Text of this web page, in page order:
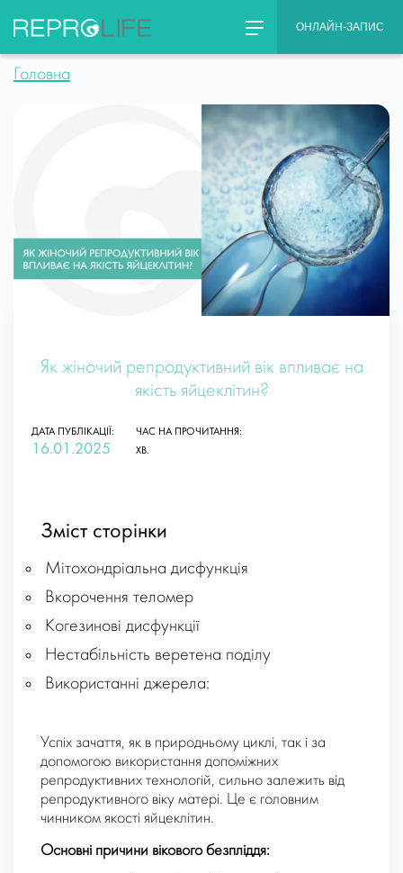
content
ОНЛАЙН-ЗАПИС
Головна
Як жіночий репродуктивний вік впливає на
якість яйцеклітин?
ДАТА ПУБЛІКАЦІЇ:
16.01.2025
ЧАС НА ПРОЧИТАННЯ:
ХВ.
Зміст сторінки
Мітохондріальна дисфункція
Вкорочення теломер
Когезинові дисфункції
Нестабільність веретена поділу
Використанні джерела:
Успіх зачаття, як в природньому циклі, так і за
допомогою використання допоміжних
репродуктивних технологій, сильно залежить від
репродуктивного віку матері. Це є головним
чинником якості яйцеклітин.
Основні причини вікового безпліддя: